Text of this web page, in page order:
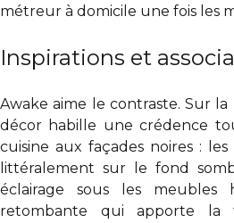
métreur à domicile une fois les
Inspirations et
Awake aime le contraste. Sur la
décor habille une crédence
cuisine aux façades noires :
littéralement sur le fond
éclairage sous les
retombante qui apporte la